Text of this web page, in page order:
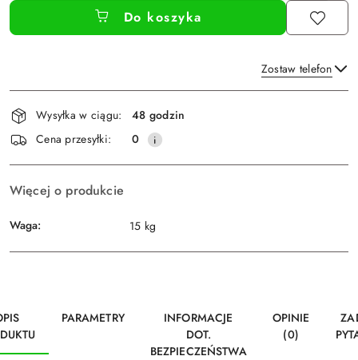
Do koszyka
Zostaw telefon
Wyślij
Dostępność
i
dostawa
Wysyłka w ciągu:
48 godzin
Cena przesyłki:
0
Więcej o produkcie
Waga: 15 kg
PARAMETRY
INFORMACJE
DOT.
BEZPIECZEŃSTWA
OPINIE
(0)